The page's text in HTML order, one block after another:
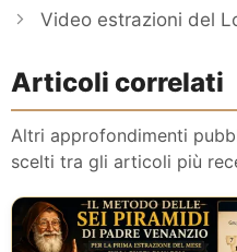
Video estrazioni del
Articoli correlati
Altri approfondimenti
scelti tra gli articoli più